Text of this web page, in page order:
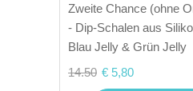
Zweite Chance (ohne
- Dip-Schalen aus
Blau Jelly & Grün Jelly
14.50 € 5,80